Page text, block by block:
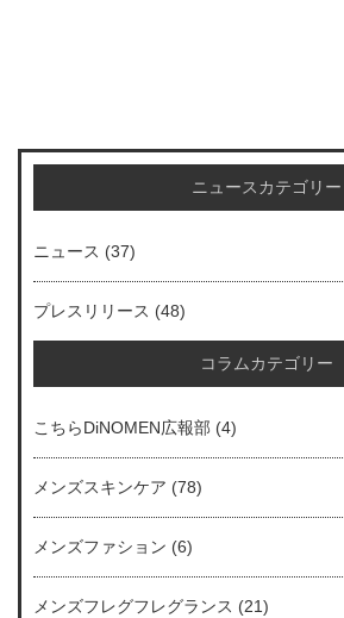
ニュースカテゴリー
ニュース (37)
プレスリリース (48)
コラムカテゴリー
こちらDiNOMEN広報部 (4)
メンズスキンケア (78)
メンズファション (6)
メンズフレグフレグランス (21)